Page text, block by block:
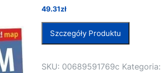
49.31zł
Szczegóły Produktu
SKU: 00689591769c Kategoria: